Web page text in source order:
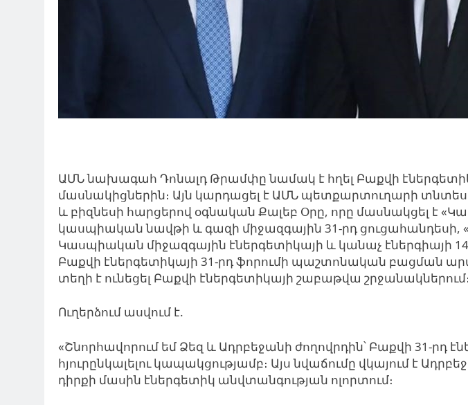
ԱՄՆ նախագահ Դոնալդ Թրամփը նամակ է հղել Բաքվի
մասնակիցներին։ Այն կարդացել է ԱՄՆ պետքարտուղարի
և բիզնեսի հարցերով օգնական Քալեբ Օրը, որը մասնակցել է
կասպիական նավթի և գազի միջազգային 31-րդ ցուցահանդեսի,
Կասպիական միջազգային էներգետիկայի և կանաչ էներգիայի
Բաքվի էներգետիկայի 31-րդ ֆորումի պաշտոնական բացման
տեղի է ունեցել Բաքվի էներգետիկայի շաբաթվա շրջանակներում։
Ուղերձում ասվում է.
«Շնորհավորում եմ Ձեզ և Ադրբեջանի ժողովրդին՝ Բաքվի 31-րդ
հյուրընկալելու կապակցությամբ։ Այս նվաճումը վկայում է
դիրքի մասին էներգետիկ անվտանգության ոլորտում։